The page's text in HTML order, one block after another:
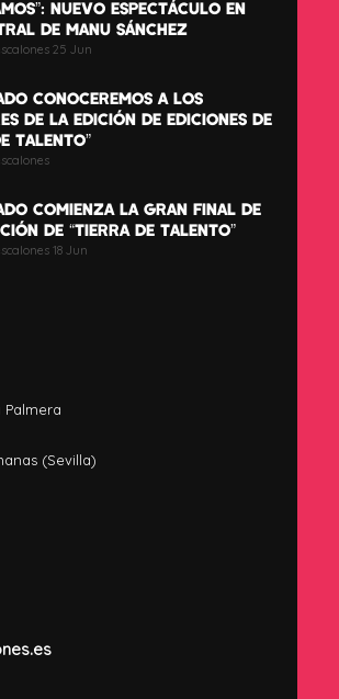
NUEVO ESPECTÁCULO EN
DE MANU SÁNCHEZ
25 Jun
CONOCEREMOS A LOS
DE LA EDICIÓN DE EDICIONES DE
TALENTO”
COMIENZA LA GRAN FINAL DE
DE “TIERRA DE TALENTO”
18 Jun
Palmera
(Sevilla)